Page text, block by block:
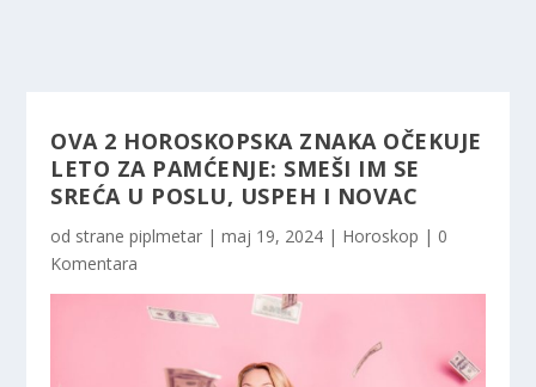
OVA 2 HOROSKOPSKA ZNAKA OČEKUJE
LETO ZA PAMĆENJE: SMEŠI IM SE
SREĆA U POSLU, USPEH I NOVAC
od stranepiplmetar |maj 19, 2024 | Horoskop | 0
Komentara